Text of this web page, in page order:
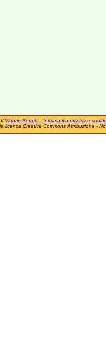
Vittorio Bertola - Informativa privacy e cookie
licenza Creative Commons Attribuzione -